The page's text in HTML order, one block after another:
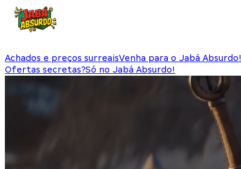
Achados e preços surreaisVenha para o Jabá Absurdo!
Ofertas secretas?Só no Jabá Absurdo!